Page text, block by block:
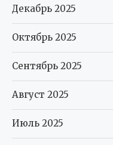
Декабрь 2025
Октябрь 2025
Сентябрь 2025
Август 2025
Июль 2025